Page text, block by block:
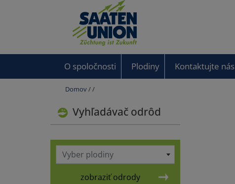
O spoločnosti Plodiny Kontaktujte nás
Domov//
Vyhľadávač odrôd
Vyber plodiny
zobraziť odrody